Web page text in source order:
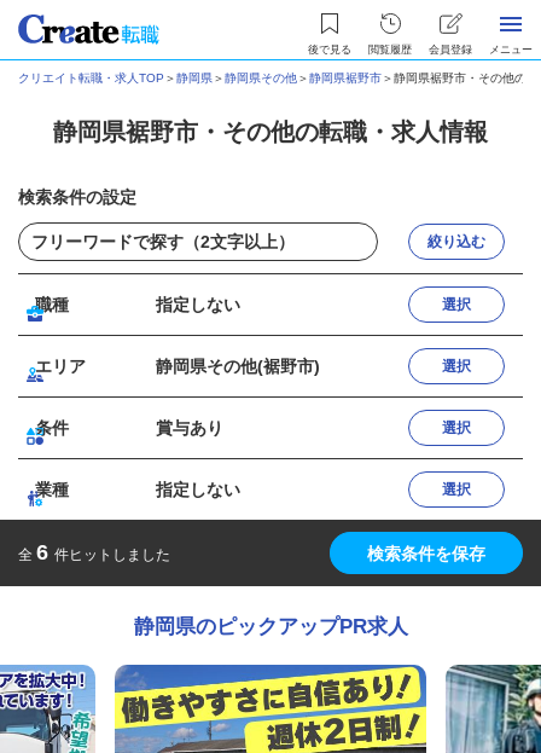
後で見る 閲覧履歴 会員登録 メニュー
クリエイト転職・求人TOP ＞静岡県＞静岡県その他＞静岡県裾野市＞静岡県裾野市・その他の
静岡県裾野市・その他の転職・求人情報
検索条件の設定
絞り込む
職種 指定しない 選択
エリア 静岡県その他(裾野市) 選択
条件 賞与あり 選択
業種 指定しない 選択
全 6 件ヒットしました 検索条件を保存
静岡県のピックアップPR求人